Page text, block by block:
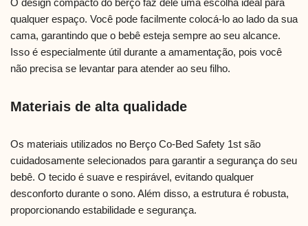
qualquer espaço. Você pode facilmente colocá-lo ao lado da sua
cama, garantindo que o bebê esteja sempre ao seu alcance.
Isso é especialmente útil durante a amamentação, pois você
não precisa se levantar para atender ao seu filho.
Materiais de alta qualidade
Os materiais utilizados no Berço Co-Bed Safety 1st são
cuidadosamente selecionados para garantir a segurança do seu
bebê. O tecido é suave e respirável, evitando qualquer
desconforto durante o sono. Além disso, a estrutura é robusta,
proporcionando estabilidade e segurança.